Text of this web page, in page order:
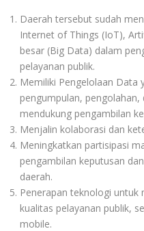
Daerah tersebut sudah
Internet of Things (IoT),
besar (Big Data) dalam
pelayanan publik.
Memiliki Pengelolaan Data
pengumpulan,
mendukung pengambilan
Menjalin kolaborasi dan
Meningkatkan partisipasi
pengambilan keputusan
daerah.
Penerapan teknologi untuk
kualitas pelayanan publik,
mobile.